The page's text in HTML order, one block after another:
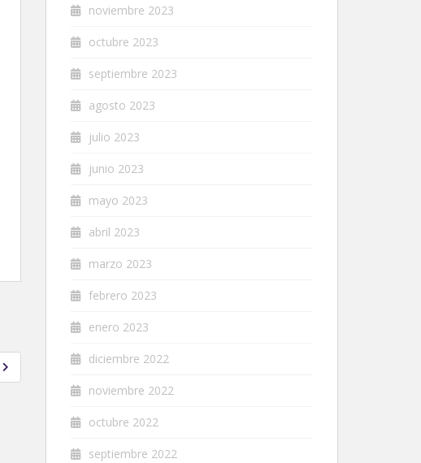
noviembre 2023
octubre 2023
septiembre 2023
agosto 2023
julio 2023
junio 2023
mayo 2023
abril 2023
marzo 2023
febrero 2023
enero 2023
diciembre 2022
noviembre 2022
octubre 2022
septiembre 2022